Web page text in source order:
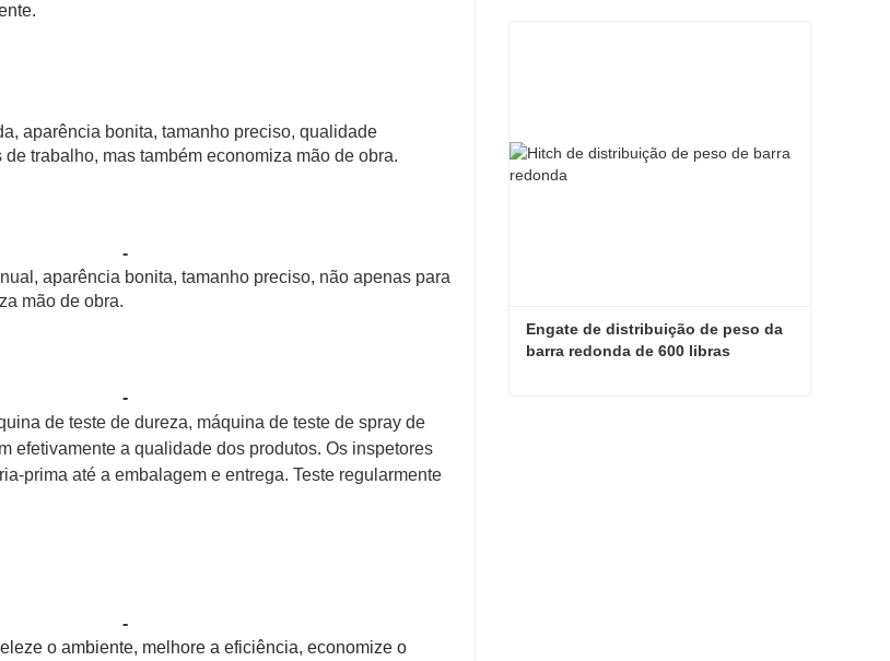
aparência bonita, tamanho preciso, qualidade
trabalho, mas também economiza mão de obra.
-
aparência bonita, tamanho preciso, não apenas para
mão de obra.
-
de teste de dureza, máquina de teste de spray de
efetivamente a qualidade dos produtos. Os inspetores
prima até a embalagem e entrega. Teste regularmente
-
o ambiente, melhore a eficiência, economize o
Engate de distribuição de peso da
barra redonda de 600 libras